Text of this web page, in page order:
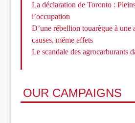
La déclaration de Toronto :
l’occupation
D’une rébellion touarègue à une
causes, même effets
Le scandale des agrocarburants
OUR CAMPAIGNS